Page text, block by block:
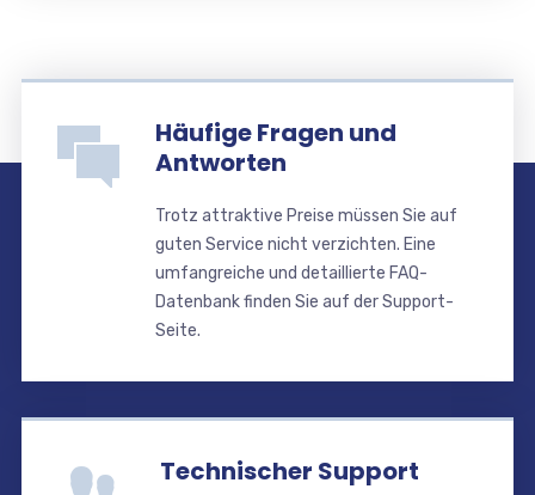
Häufige Fragen und
Antworten
Trotz attraktive Preise müssen Sie auf
guten Service nicht verzichten. Eine
umfangreiche und detaillierte FAQ-
Datenbank finden Sie auf der Support-
Seite.
Technischer Support